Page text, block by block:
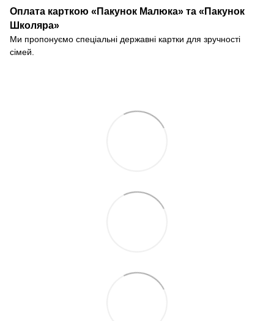
Оплата карткою «Пакунок Малюка» та «Пакунок
Школяра»
Ми пропонуємо спеціальні державні картки для зручності
сімей.